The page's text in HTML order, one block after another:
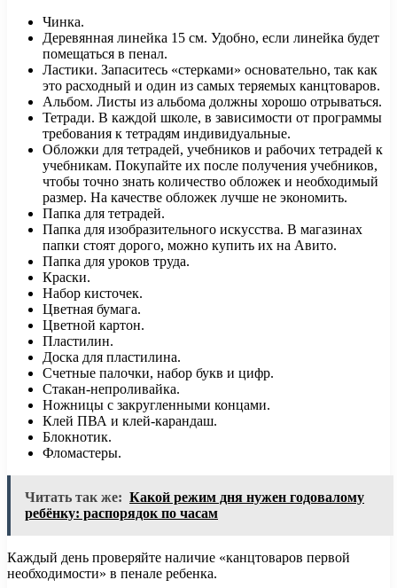
Чинка.
Деревянная линейка 15 см. Удобно, если линейка будет
помещаться в пенал.
Ластики. Запаситесь «стерками» основательно, так как
это расходный и один из самых теряемых канцтоваров.
Альбом. Листы из альбома должны хорошо отрываться.
Тетради. В каждой школе, в зависимости от программы
требования к тетрадям индивидуальные.
Обложки для тетрадей, учебников и рабочих тетрадей к
учебникам. Покупайте их после получения учебников,
чтобы точно знать количество обложек и необходимый
размер. На качестве обложек лучше не экономить.
Папка для тетрадей.
Папка для изобразительного искусства. В магазинах
папки стоят дорого, можно купить их на Авито.
Папка для уроков труда.
Краски.
Набор кисточек.
Цветная бумага.
Цветной картон.
Пластилин.
Доска для пластилина.
Счетные палочки, набор букв и цифр.
Стакан-непроливайка.
Ножницы с закругленными концами.
Клей ПВА и клей-карандаш.
Блокнотик.
Фломастеры.
Читать так же: Какой режим дня нужен годовалому
ребёнку: распорядок по часам
Каждый день проверяйте наличие «канцтоваров первой
необходимости» в пенале ребенка.